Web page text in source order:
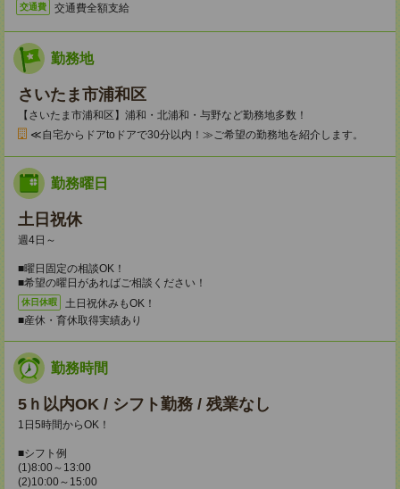
交通費 交通費全額支給
勤務地
さいたま市浦和区
【さいたま市浦和区】浦和・北浦和・与野など勤務地多数！
≪自宅からドアtoドアで30分以内！≫ご希望の勤務地を紹介します。
勤務曜日
土日祝休
週4日～
■曜日固定の相談OK！
■希望の曜日があればご相談ください！
休日休暇
土日祝休みもOK！
■産休・育休取得実績あり
勤務時間
5ｈ以内OK / シフト勤務 / 残業なし
1日5時間からOK！
■シフト例
(1)8:00～13:00
(2)10:00～15:00